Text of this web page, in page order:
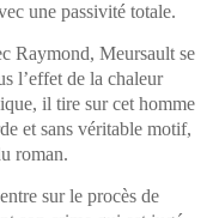
une passivité totale.
Raymond, Meursault se
l’effet de la chaleur
il tire sur cet homme
et sans véritable motif,
roman.
sur le procès de